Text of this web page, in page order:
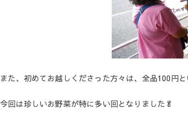
また、初めてお越しくださった方々は、全品100円
今回は珍しいお野菜が特に多い回となりました🥬